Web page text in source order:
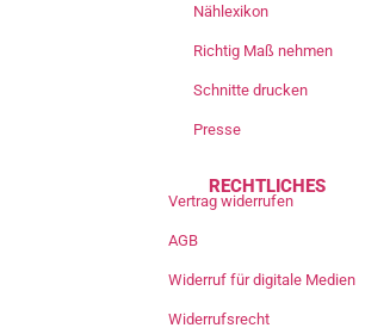
Nählexikon
Richtig Maß nehmen
Schnitte drucken
Presse
RECHTLICHES
Vertrag widerrufen
AGB
Widerruf für digitale Medien
Widerrufsrecht